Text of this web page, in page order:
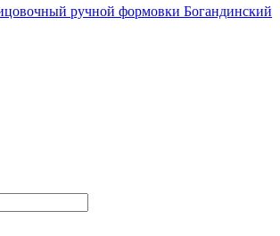
ручной формовки Богандинский